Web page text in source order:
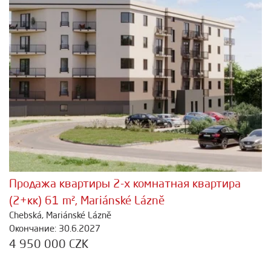
Продажа квартиры 2-х комнатная квартира
(2+кк) 61 m², Mariánské Lázně
Chebská, Mariánské Lázně
Окончание: 30.6.2027
4 950 000 CZK